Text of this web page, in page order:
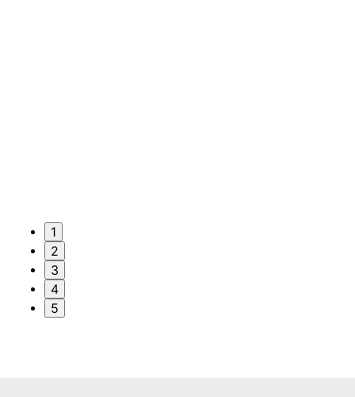
1
2
3
4
5